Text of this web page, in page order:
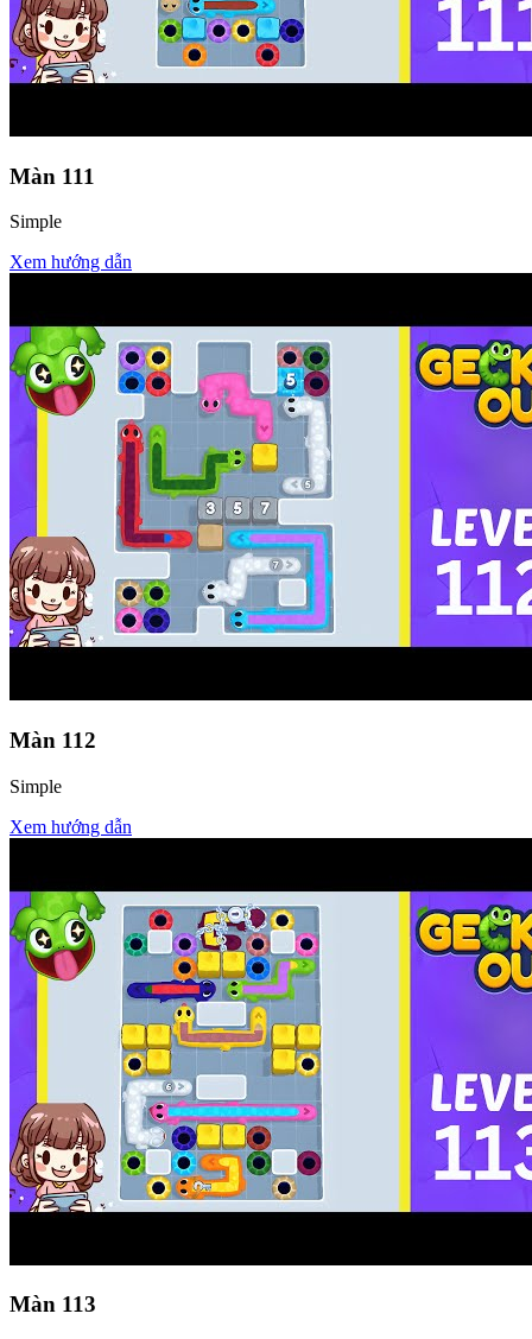
Màn 111
Simple
Xem hướng dẫn
Màn 112
Simple
Xem hướng dẫn
Màn 113